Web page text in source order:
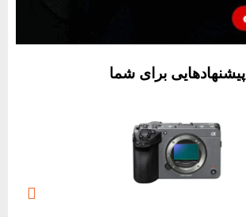
پیشنهادهایی برای شما
